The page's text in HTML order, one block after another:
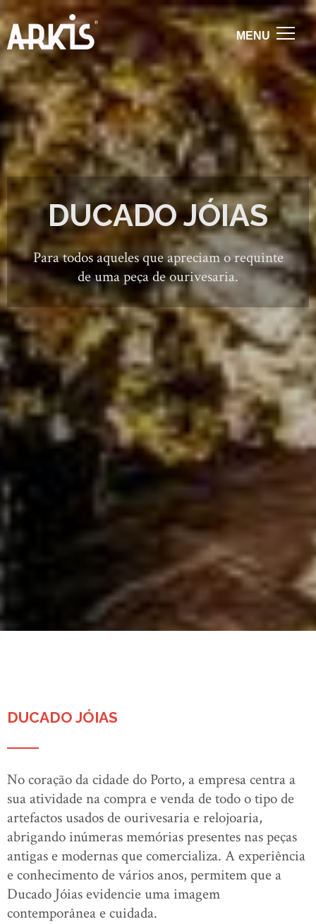
DUCADO JÓIAS
Para todos aqueles que apreciam o requinte
de uma peça de ourivesaria.
DUCADO JÓIAS
No coração da cidade do Porto, a empresa centra a
sua atividade na compra e venda de todo o tipo de
artefactos usados de ourivesaria e relojoaria,
abrigando inúmeras memórias presentes nas peças
antigas e modernas que comercializa. A experiência
e conhecimento de vários anos, permitem que a
Ducado Jóias evidencie uma imagem
contemporânea e cuidada.